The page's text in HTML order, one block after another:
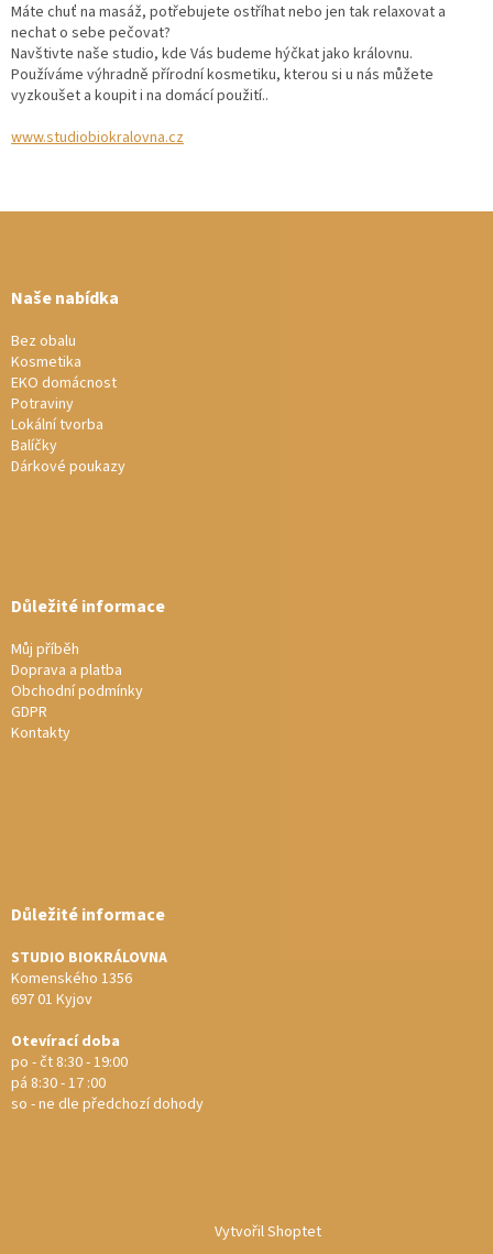
Máte chuť na masáž, potřebujete ostříhat nebo jen tak relaxovat a
nechat o sebe pečovat?
Navštivte naše studio, kde Vás budeme hýčkat jako královnu.
Používáme výhradně přírodní kosmetiku, kterou si u nás můžete
vyzkoušet a koupit i na domácí použití..
www.studiobiokralovna.cz
Naše nabídka
Bez obalu
Kosmetika
EKO domácnost
Potraviny
Lokální tvorba
Balíčky
Dárkové poukazy
Důležité informace
Můj příběh
Doprava a platba
Obchodní podmínky
GDPR
Kontakty
Důležité informace
STUDIO BIOKRÁLOVNA
Komenského 1356
697 01 Kyjov
Otevírací doba
po - čt 8:30 - 19:00
pá 8:30 - 17 :00
so - ne dle předchozí dohody
Vytvořil Shoptet